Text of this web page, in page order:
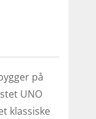
på
UNO
klassiske